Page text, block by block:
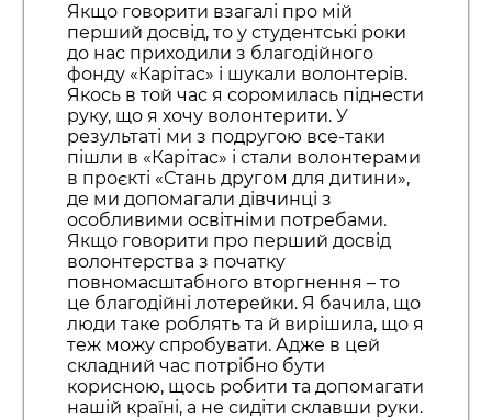
Якщо говорити взагалі про мій
перший досвід, то у студентські роки
до нас приходили з благодійного
фонду «Карітас» і шукали волонтерів.
Якось в той час я соромилась піднести
руку, що я хочу волонтерити. У
результаті ми з подругою все-таки
пішли в «Карітас» і стали волонтерами
в проєкті «Стань другом для дитини»,
де ми допомагали дівчинці з
особливими освітніми потребами.
Якщо говорити про перший досвід
волонтерства з початку
повномасштабного вторгнення – то
це благодійні лотерейки. Я бачила, що
люди таке роблять та й вирішила, що я
теж можу спробувати. Адже в цей
складний час потрібно бути
корисною, щось робити та допомагати
нашій країні, а не сидіти склавши руки.